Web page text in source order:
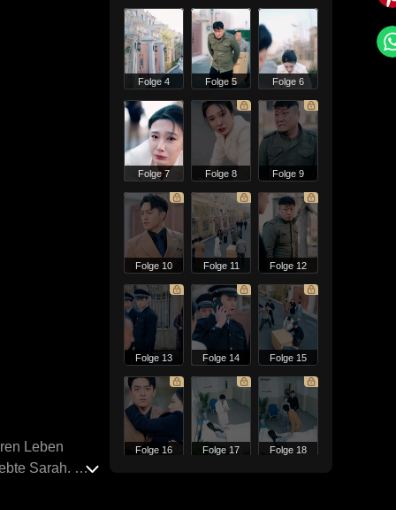
Leben
Sarah. Mit
Folge 4 Folge 5 Folge 6
Folge 7 Folge 8 Folge 9
Folge 10 Folge 11 Folge 12
Folge 13 Folge 14 Folge 15
Folge 16 Folge 17 Folge 18